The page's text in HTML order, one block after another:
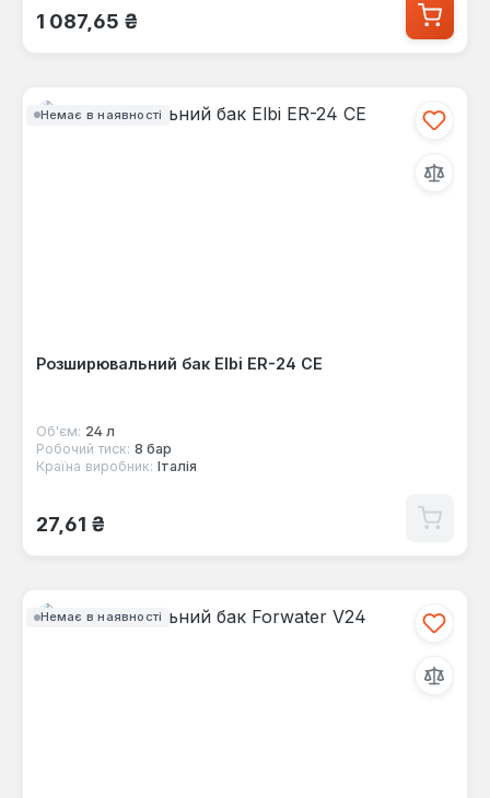
Звичайна ціна:
1 087,65 ₴
Немає в наявності
Розширювальний бак Elbi ER-24 CE
Об'єм: 24 л
Робочий тиск: 8 бар
Країна виробник: Італія
Звичайна ціна:
27,61 ₴
Немає в наявності